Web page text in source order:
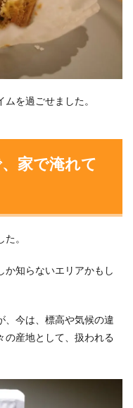
を過ごせました。
家で淹れて
。
か知らないエリアかもし
、今は、標高や気候の違
の産地として、扱われる